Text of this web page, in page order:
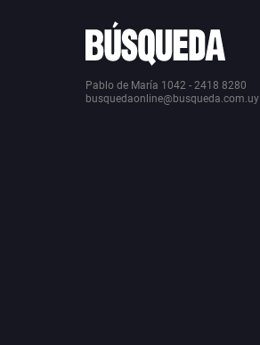
Pablo de María 1042 - 2418 8280
busquedaonline@busqueda.com.uy